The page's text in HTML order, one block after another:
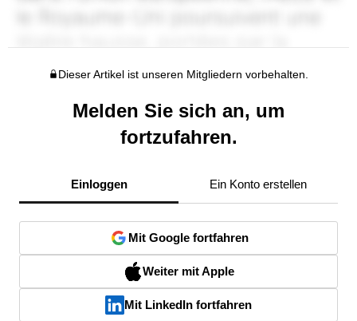
Dieser Artikel ist unseren Mitgliedern vorbehalten.
Melden Sie sich an, um
fortzufahren.
Einloggen Ein Konto erstellen
Mit Google fortfahren
Weiter mit Apple
Mit LinkedIn fortfahren